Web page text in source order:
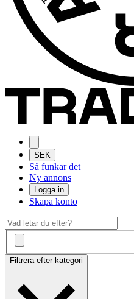
SEK
Så funkar det
Ny annons
Logga in
Skapa konto
Filtrera efter kategori